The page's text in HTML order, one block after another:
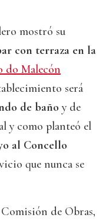
mostró su
con terraza en la
do Malecón
será
de baño y de
y como planteó el
al Concello
que nunca se
de Obras,